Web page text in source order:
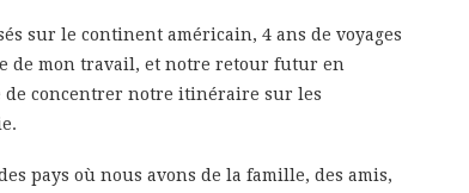
sur le continent américain, 4 ans de voyages
de mon travail, et notre retour futur en
concentrer notre itinéraire sur les
pays où nous avons de la famille, des amis,